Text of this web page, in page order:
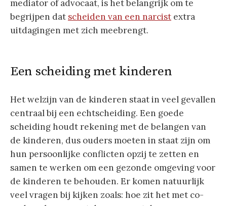
mediator of advocaat, is het belangrijk om te
begrijpen dat scheiden van een narcist extra
uitdagingen met zich meebrengt.
Een scheiding met kinderen
Het welzijn van de kinderen staat in veel gevallen
centraal bij een echtscheiding. Een goede
scheiding houdt rekening met de belangen van
de kinderen, dus ouders moeten in staat zijn om
hun persoonlijke conflicten opzij te zetten en
samen te werken om een gezonde omgeving voor
de kinderen te behouden. Er komen natuurlijk
veel vragen bij kijken zoals: hoe zit het met co-